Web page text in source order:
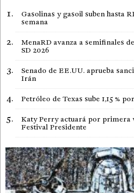
Gasolinas y gasoil suben hasta
semana
MenaRD avanza a semifinales
SD 2026
Senado de EE.UU. aprueba
Irán
Petróleo de Texas sube 1,15 %
Katy Perry actuará por primera
Festival Presidente